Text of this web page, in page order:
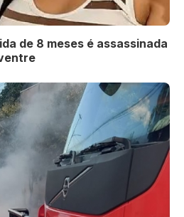
de 8 meses é assassinada